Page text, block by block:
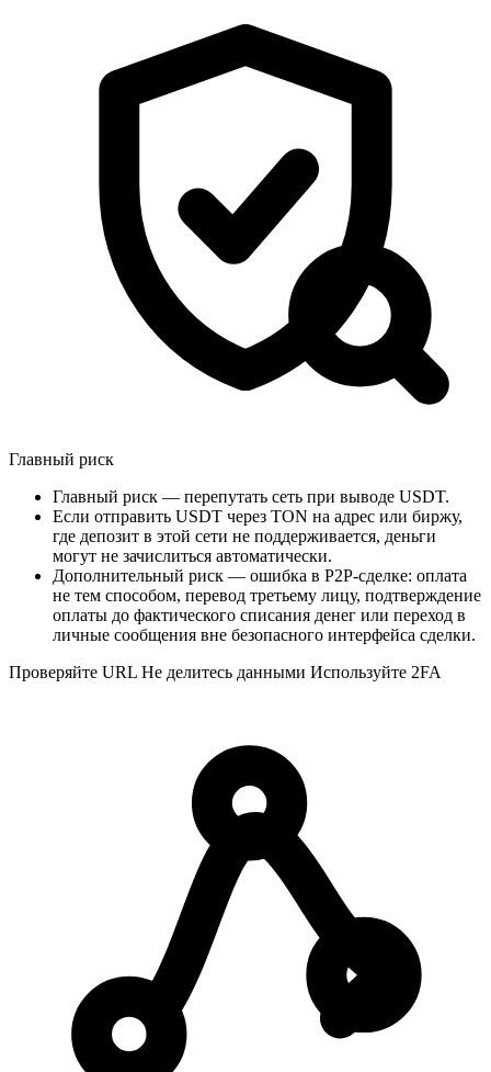
Главный риск
Главный риск — перепутать сеть при выводе USDT.
Если отправить USDT через TON на адрес или биржу,
где депозит в этой сети не поддерживается, деньги
могут не зачислиться автоматически.
Дополнительный риск — ошибка в P2P-сделке: оплата
не тем способом, перевод третьему лицу, подтверждение
оплаты до фактического списания денег или переход в
личные сообщения вне безопасного интерфейса сделки.
Проверяйте URL Не делитесь данными Используйте 2FA